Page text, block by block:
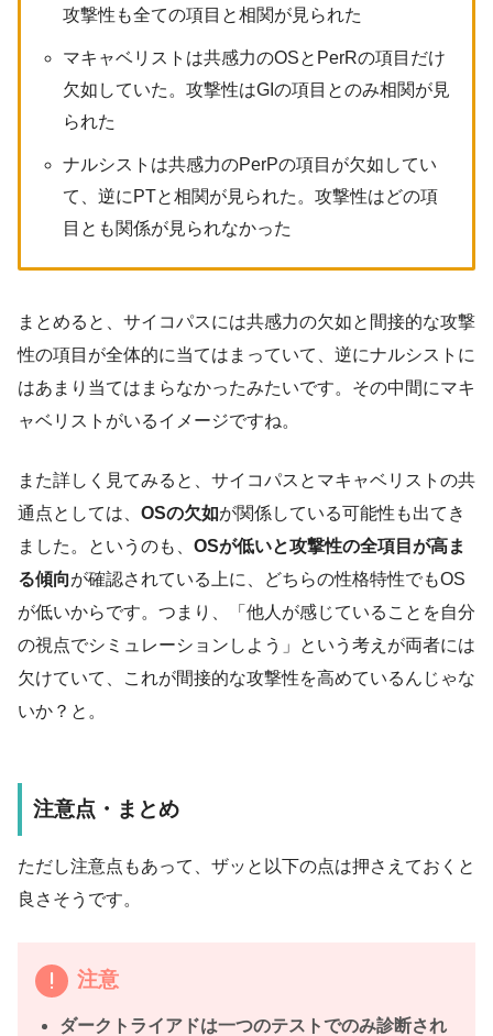
攻撃性も全ての項目と相関が見られた
マキャベリストは共感力のOSとPerRの項目だけ
欠如していた。攻撃性はGIの項目とのみ相関が見
られた
ナルシストは共感力のPerPの項目が欠如してい
て、逆にPTと相関が見られた。攻撃性はどの項
目とも関係が見られなかった
まとめると、サイコパスには共感力の欠如と間接的な攻撃
性の項目が全体的に当てはまっていて、逆にナルシストに
はあまり当てはまらなかったみたいです。その中間にマキ
ャベリストがいるイメージですね。
また詳しく見てみると、サイコパスとマキャベリストの共
通点としては、 OSの欠如が関係している可能性も出てき
ました。というのも、 OSが低いと攻撃性の全項目が高ま
る傾向が確認されている上に、どちらの性格特性でもOS
が低いからです。つまり、「他人が感じていることを自分
の視点でシミュレーションしよう」という考えが両者には
欠けていて、これが間接的な攻撃性を高めているんじゃな
いか？と。
注意点・まとめ
ただし注意点もあって、ザッと以下の点は押さえておくと
良さそうです。
注意
ダークトライアドは一つのテストでのみ診断され